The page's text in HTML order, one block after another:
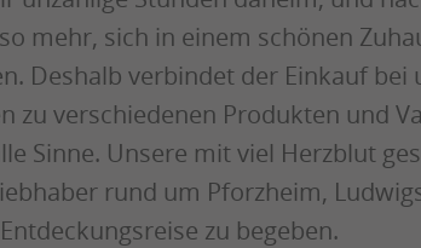
mehr, sich in einem schönen
Deshalb verbindet der Einkauf
zu verschiedenen Produkten und
Sinne. Unsere mit viel Herzblut
rund um Pforzheim,
zu begeben.